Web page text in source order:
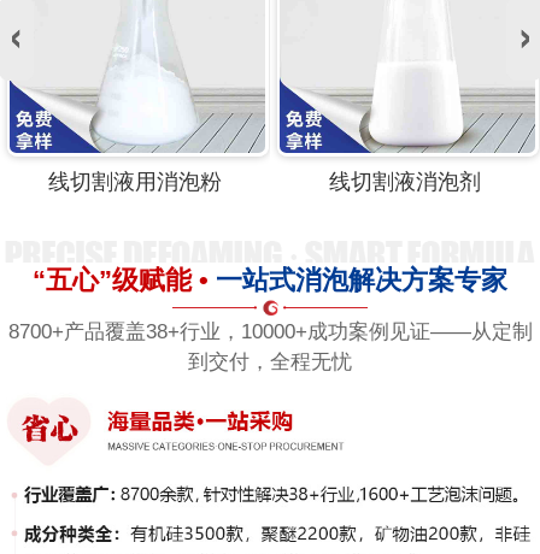
线切割液用消泡粉 线切割液消泡剂
“五心”级赋能 • 一站式消泡解决方案专家
8700+产品覆盖38+行业，10000+成功案例见证——从定制
到交付，全程无忧